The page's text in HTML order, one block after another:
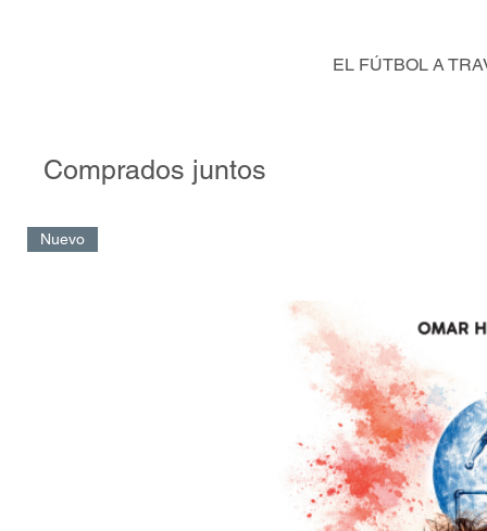
EL FÚTBOL A
Comprados juntos
Nuevo